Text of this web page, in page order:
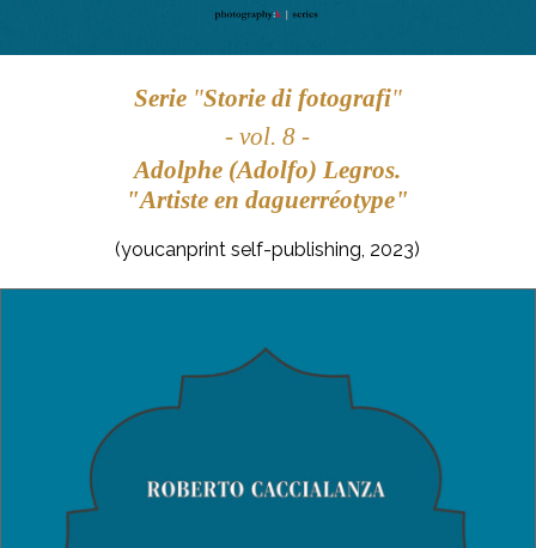
Serie "Storie di fotografi"
- vol. 8 -
Adolphe (Adolfo) Legros.
"Artiste en daguerréotype"
(youcanprint self-publishing, 2023)